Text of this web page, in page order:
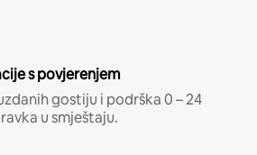
s povjerenjem
gostiju i podrška 0 – 24
u smještaju.